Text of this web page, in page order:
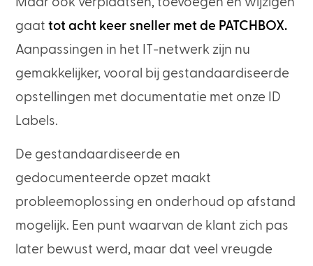
gaattot acht keer sneller met de PATCHBOX.
Aanpassingen in het IT-netwerk zijn nu
gemakkelijker, vooral bij gestandaardiseerde
opstellingen met documentatie met onze ID
Labels.
De gestandaardiseerde en
gedocumenteerde opzet maakt
probleemoplossing en onderhoud op afstand
mogelijk. Een punt waarvan de klant zich pas
later bewust werd, maar dat veel vreugde